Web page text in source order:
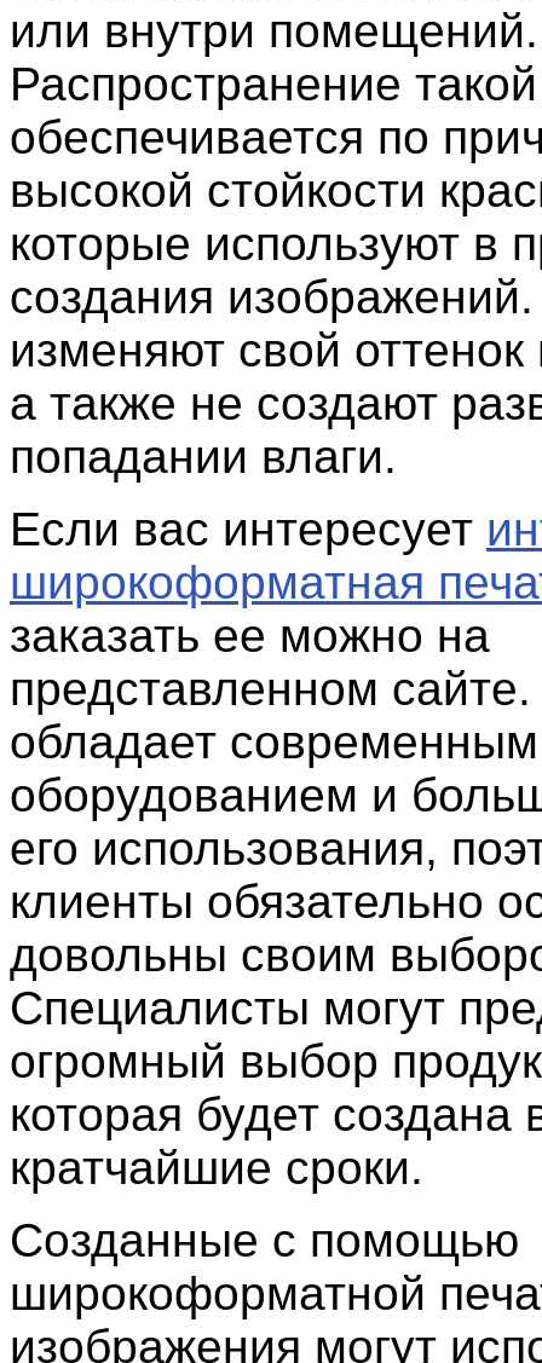
или внутри помещений.
Распространение
обеспечивается по
высокой стойкости
которые используют в
создания
изменяют свой
а также не создают
попадании влаги.
Если вас интересует
широкоформатная
заказать ее можно на
представленном
обладает современным
оборудованием и
его использования,
клиенты обязательно
довольны своим
Специалисты могут
огромный выбор
которая будет создана
кратчайшие сроки.
Созданные с помощью
широкоформатной
изображения могут